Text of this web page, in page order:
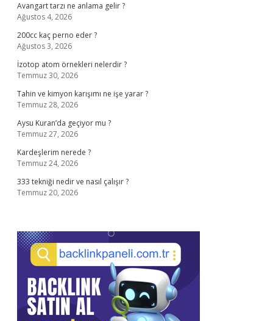
Avangart tarzı ne anlama gelir ?
Ağustos 4, 2026
200cc kaç perno eder ?
Ağustos 3, 2026
İzotop atom örnekleri nelerdir ?
Temmuz 30, 2026
Tahin ve kimyon karışımı ne işe yarar ?
Temmuz 28, 2026
Aysu Kuran’da geçiyor mu ?
Temmuz 27, 2026
Kardeşlerim nerede ?
Temmuz 24, 2026
333 tekniği nedir ve nasıl çalışır ?
Temmuz 20, 2026